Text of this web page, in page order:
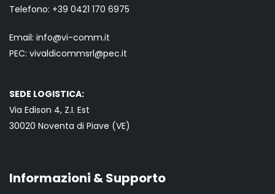
Telefono: +39 0421 170 6975
Email: info@vi-comm.it
PEC: vivaldicommsrl@pec.it
SEDE LOGISTICA:
Via Edison 4, Z.I. Est
30020 Noventa di Piave (VE)
Informazioni & Supporto